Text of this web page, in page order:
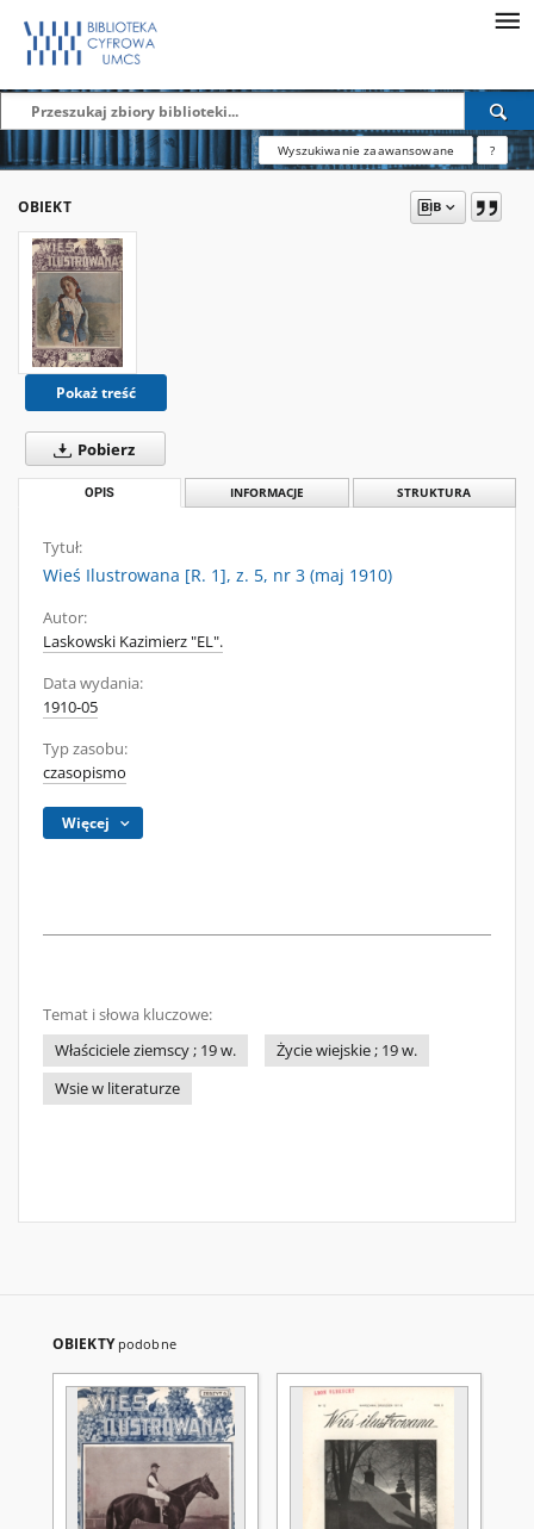
Wyszukiwanie zaawansowane ?
OBIEKT
Pokaż treść
Pobierz
OPIS INFORMACJE STRUKTURA
Tytuł:
Wieś Ilustrowana [R. 1], z. 5, nr 3 (maj 1910)
Autor:
Laskowski Kazimierz "EL".
Data wydania:
1910-05
Typ zasobu:
czasopismo
Więcej
Temat i słowa kluczowe:
Właściciele ziemscy ; 19 w.
Życie wiejskie ; 19 w.
Wsie w literaturze
OBIEKTY podobne